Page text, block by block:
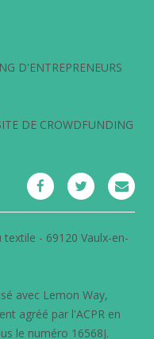
D'ENTREPRENEURS
DE CROWDFUNDING
- 69120 Vaulx-en-
avec Lemon Way,
agréé par l'ACPR en
le numéro 16568J.